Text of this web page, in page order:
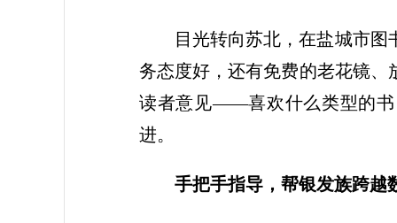
目光转向苏北，在盐城市
务态度好，还有免费的老花镜、
读者意见——喜欢什么类型的
进。
手把手指导，帮银发族跨越